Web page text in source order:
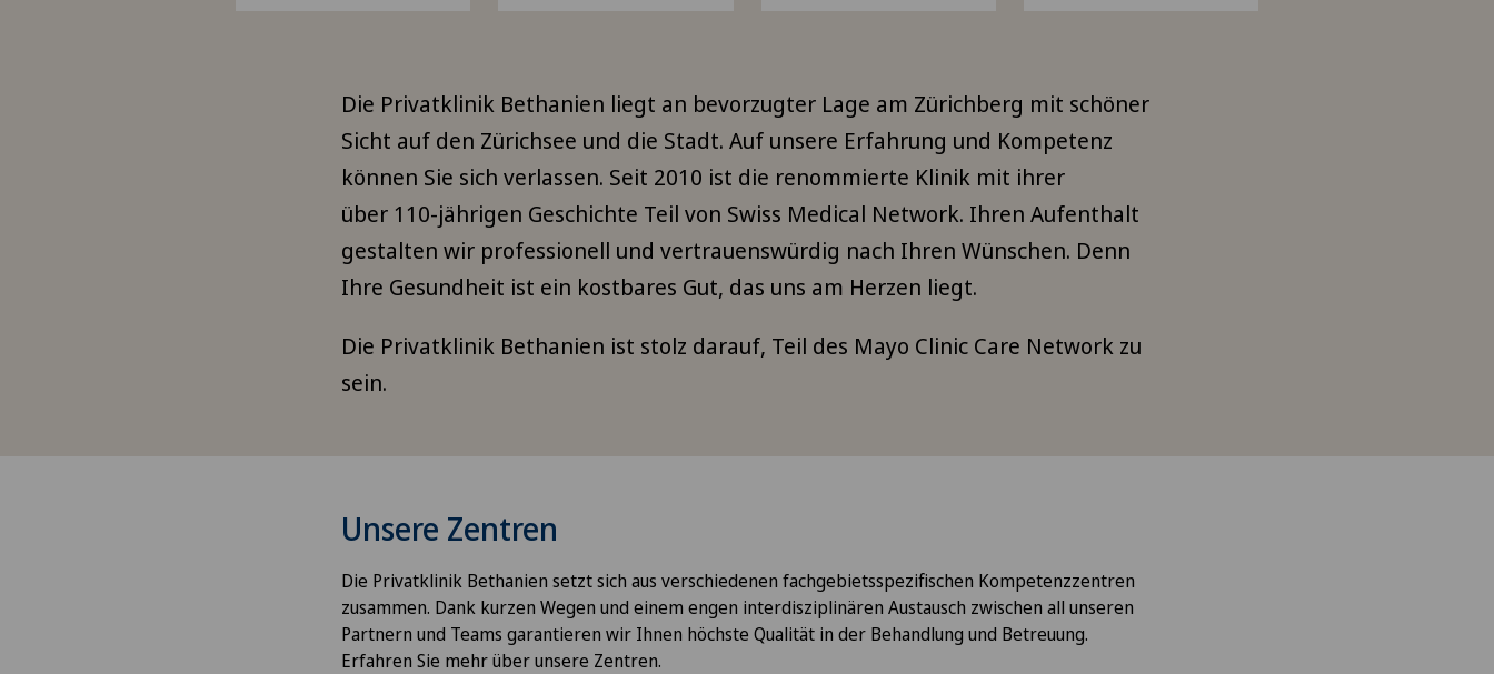
Die Privatklinik Bethanien liegt an bevorzugter Lage am Zürichberg mit schöner
Sicht auf den Zürichsee und die Stadt. Auf unsere Erfahrung und Kompetenz
können Sie sich verlassen. Seit 2010 ist die renommierte Klinik mit ihrer
über 110-jährigen Geschichte Teil von Swiss Medical Network. Ihren Aufenthalt
gestalten wir professionell und vertrauenswürdig nach Ihren Wünschen. Denn
Ihre Gesundheit ist ein kostbares Gut, das uns am Herzen liegt.
Die Privatklinik Bethanien ist stolz darauf, Teil des Mayo Clinic Care Network zu
sein.
Unsere Zentren
Die Privatklinik Bethanien setzt sich aus verschiedenen fachgebietsspezifischen Kompetenzzentren
zusammen. Dank kurzen Wegen und einem engen interdisziplinären Austausch zwischen all unseren
Partnern und Teams garantieren wir Ihnen höchste Qualität in der Behandlung und Betreuung.
Erfahren Sie mehr über unsere Zentren.